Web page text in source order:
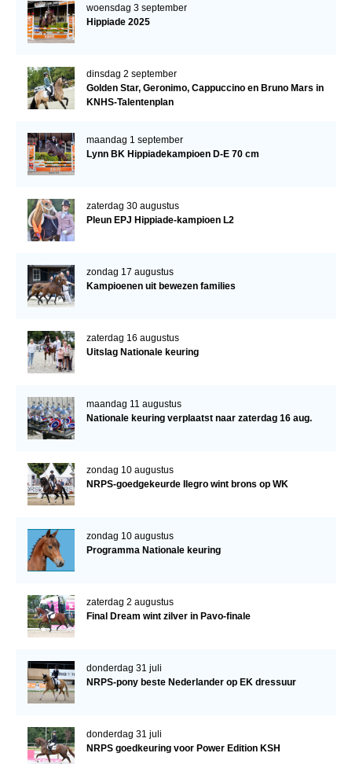
woensdag 3 september
Hippiade 2025
dinsdag 2 september
Golden Star, Geronimo, Cappuccino en Bruno Mars in
KNHS-Talentenplan
maandag 1 september
Lynn BK Hippiadekampioen D-E 70 cm
zaterdag 30 augustus
Pleun EPJ Hippiade-kampioen L2
zondag 17 augustus
Kampioenen uit bewezen families
zaterdag 16 augustus
Uitslag Nationale keuring
maandag 11 augustus
Nationale keuring verplaatst naar zaterdag 16 aug.
zondag 10 augustus
NRPS-goedgekeurde Ilegro wint brons op WK
zondag 10 augustus
Programma Nationale keuring
zaterdag 2 augustus
Final Dream wint zilver in Pavo-finale
donderdag 31 juli
NRPS-pony beste Nederlander op EK dressuur
donderdag 31 juli
NRPS goedkeuring voor Power Edition KSH